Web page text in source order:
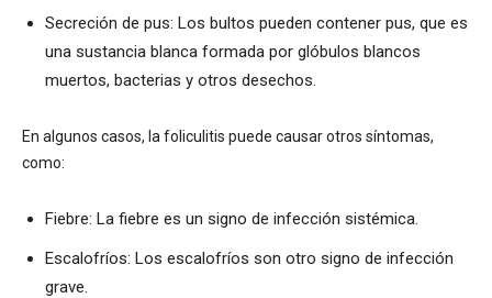
Secreción de pus: Los bultos pueden contener pus, que es
una sustancia blanca formada por glóbulos blancos
muertos, bacterias y otros desechos.
En algunos casos, la foliculitis puede causar otros síntomas,
como:
Fiebre: La fiebre es un signo de infección sistémica.
Escalofríos: Los escalofríos son otro signo de infección
grave.